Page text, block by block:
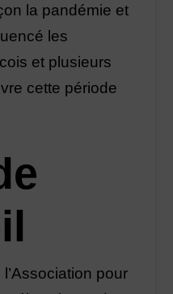
la pandémie et
les
et plusieurs
cette période
pour